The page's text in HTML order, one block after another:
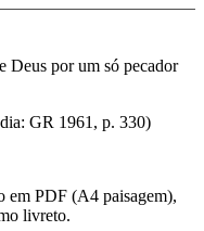
Deus por um só pecador
GR 1961, p. 330)
em PDF (A4 paisagem),
livreto.